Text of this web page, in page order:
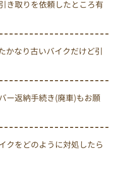
き取りを依頼したところ有
かなり古いバイクだけど引
ー返納手続き(廃車)もお願
クをどのように対処したら